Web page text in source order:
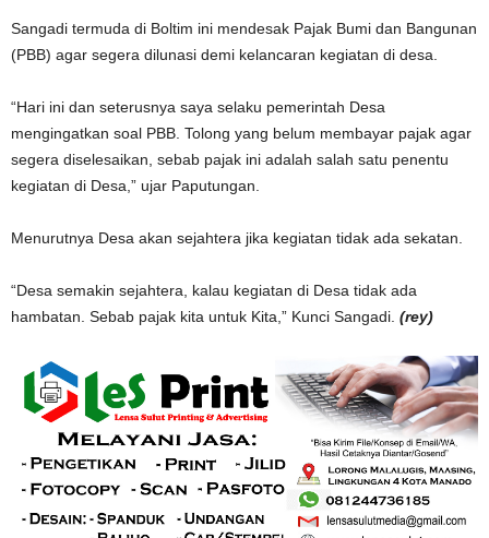
Sangadi termuda di Boltim ini mendesak Pajak Bumi dan Bangunan
(PBB) agar segera dilunasi demi kelancaran kegiatan di desa.
“Hari ini dan seterusnya saya selaku pemerintah Desa
mengingatkan soal PBB. Tolong yang belum membayar pajak agar
segera diselesaikan, sebab pajak ini adalah salah satu penentu
kegiatan di Desa,” ujar Paputungan.
Menurutnya Desa akan sejahtera jika kegiatan tidak ada sekatan.
“Desa semakin sejahtera, kalau kegiatan di Desa tidak ada
hambatan. Sebab pajak kita untuk Kita,” Kunci Sangadi. (rey)